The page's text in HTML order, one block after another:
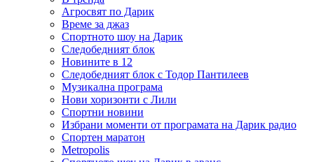
Агросвят по Дарик
Време за джаз
Спортното шоу на Дарик
Следобедният блок
Новините в 12
Следобедният блок с Тодор Пантилеев
Музикална програма
Нови хоризонти с Лили
Спортни новини
Избрани моменти от програмата на Дарик радио
Спортен маратон
Metropolis